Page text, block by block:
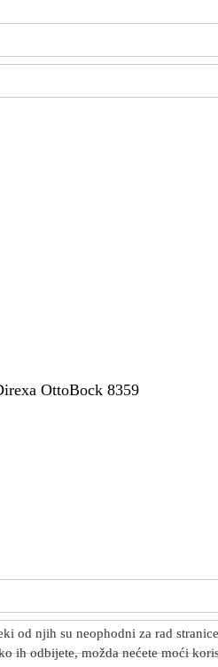
OttoBock 8359
od njih su neophodni za rad
ih odbijete, možda nećete moći